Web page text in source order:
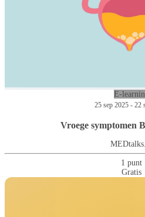
E-
25 sep 2025 - 22
Vroege symptomen
1 punt
Gratis